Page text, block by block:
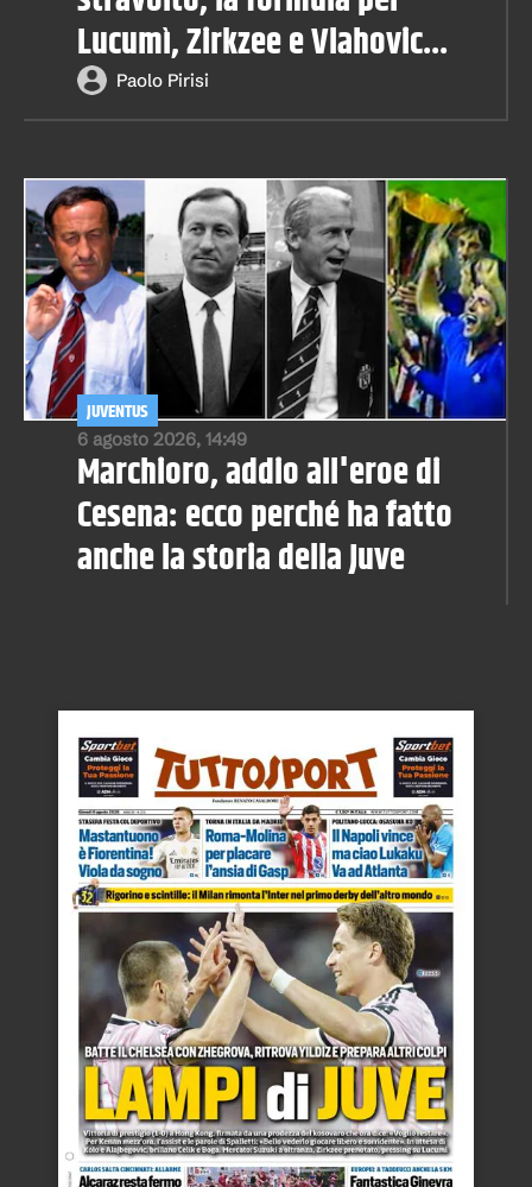
Lucumì, Zirkzee e Vlahovic...
Paolo Pirisi
6 agosto 2026, 14:49
JUVENTUS
Marchioro, addio all'eroe di
Cesena: ecco perché ha fatto
anche la storia della Juve